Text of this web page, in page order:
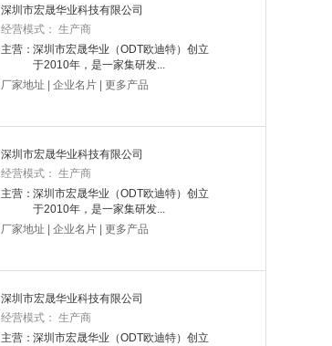
深圳市宏晟华业科技有限公司
经营模式： 生产商
主营：深圳市宏晟华业（ODT欧迪特）创立
于2010年，是一家集研发...
厂家地址
企业名片 更多产品
深圳市宏晟华业科技有限公司
经营模式： 生产商
主营：深圳市宏晟华业（ODT欧迪特）创立
于2010年，是一家集研发...
厂家地址
企业名片 更多产品
深圳市宏晟华业科技有限公司
经营模式： 生产商
主营：深圳市宏晟华业（ODT欧迪特）创立